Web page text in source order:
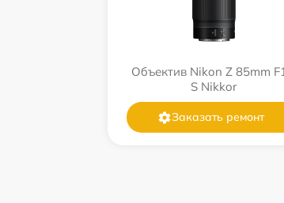
Объектив Nikon Z 85mm
S Nikkor
Заказать ремонт